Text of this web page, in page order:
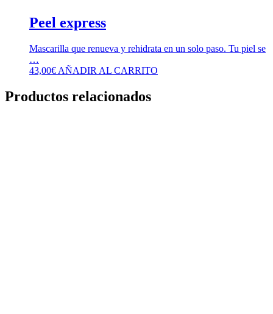
Peel express
Mascarilla que renueva y rehidrata en un solo paso. Tu piel se
…
43,00€ AÑADIR AL CARRITO
Productos relacionados